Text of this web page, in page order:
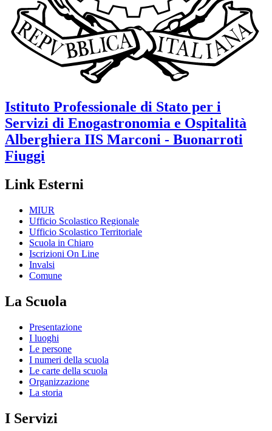
Istituto Professionale di Stato per i
Servizi di Enogastronomia e Ospitalità
Alberghiera IIS Marconi - Buonarroti
Fiuggi
Link Esterni
MIUR
Ufficio Scolastico Regionale
Ufficio Scolastico Territoriale
Scuola in Chiaro
Iscrizioni On Line
Invalsi
Comune
La Scuola
Presentazione
I luoghi
Le persone
I numeri della scuola
Le carte della scuola
Organizzazione
La storia
I Servizi